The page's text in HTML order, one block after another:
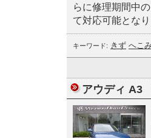
らに修理期間中
て対応可能となり
キーワード: きず へこ
アウディ A3